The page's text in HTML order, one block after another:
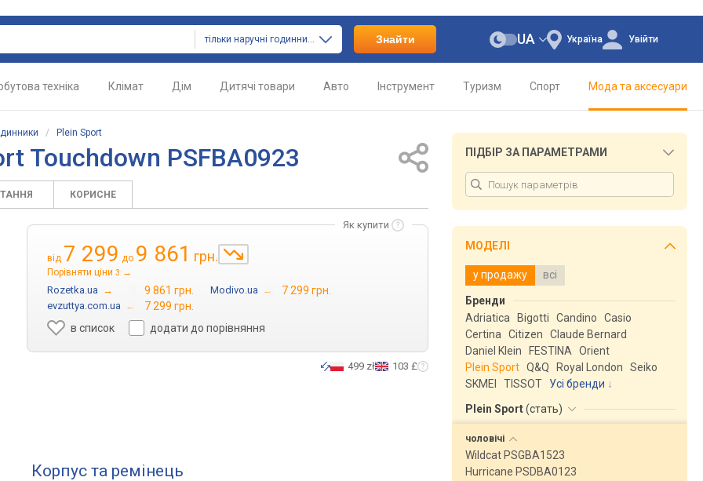
тільки наручні годинники Знайти Україна
UA Увійти
техніка Клімат Дім Дитячі товари Авто Інструмент Туризм Спорт Мода та аксесуари
/ Plein Sport
Touchdown PSFBA0923
КОРИСНЕ
Як купити
від 7 299 до 9 861 грн.
Порівняти ціни 3 →
Rozetka.ua → 9 861 грн. Modivo.ua → 7 299 грн.
evzuttya.com.ua →
7 299 грн.
в список
додати до порівняння
499 zł 103 £
Корпус та ремінець
ПІДБІР ЗА ПАРАМЕТРАМИ
МОДЕЛІ
у продажу всі
Бренди
Adriatica
Bigotti Candino
Casio
Certina
Citizen
Claude Bernard
Daniel Klein
FESTINA
Orient
Plein Sport Q&Q Royal London
Seiko
SKMEI
TISSOT
Усі бренди
Plein Sport(стать)
чоловічі
Wildcat PSGBA1523
Hurricane PSDBA0123